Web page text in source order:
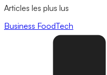
Articles les plus lus
Business FoodTech